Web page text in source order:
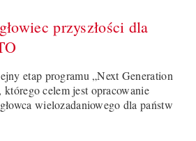
przyszłości dla
etap programu „Next Generation
celem jest opracowanie
wielozadaniowego dla państw